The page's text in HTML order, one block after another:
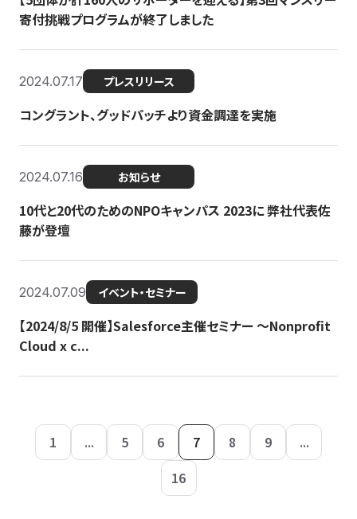
寄付挑戦プログラムが終了しました
2024.07.17 プレスリリース
コングラント、グッドパッチより資金調達を実施
2024.07.16 お知らせ
10代と20代のためのNPOキャンパス 2023に 弊社代表佐
藤が登壇
2024.07.09 イベント・セミナー
【2024/8/5 開催】Salesforce主催セミナー 〜Nonprofit
Cloud x c...
1 ... 5 6 7 8 9
...
16